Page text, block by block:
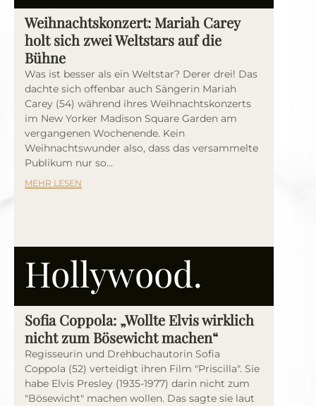
Weihnachtskonzert: Mariah Carey
holt sich zwei Weltstars auf die
Bühne
Was ist besser als ein Weltstar? Derer drei! Das
dachte sich offenbar auch Sängerin Mariah
Carey (54) während ihres Weihnachtskonzerts
im New Yorker Madison Square Garden am
vergangenen Wochenende. Kein
Weihnachtswunder also, dass das versammelte
Publikum nur so...
MEHR LESEN
Hollywood.
Sofia Coppola: „Wollte Elvis wirklich
nicht zum Bösewicht machen“
Regisseurin und Drehbuchautorin Sofia
Coppola (52) verteidigt ihren Film "Priscilla". Sie
habe Elvis Presley (1935-1977) darin nicht zum
"Bösewicht" machen wollen. Das sagte sie laut